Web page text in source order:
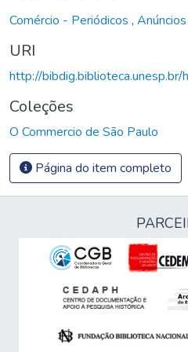
Comércio - Periódicos ,
URI
http://
Coleções
O Commercio de São Paulo
Página do item completo